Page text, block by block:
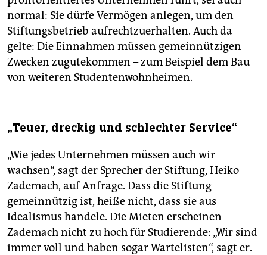
normal: Sie dürfe Vermögen anlegen, um den
Stiftungsbetrieb aufrechtzuerhalten. Auch da
gelte: Die Einnahmen müssen gemeinnützigen
Zwecken zugutekommen – zum Beispiel dem Bau
von weiteren Studentenwohnheimen.
„Teuer, dreckig und schlechter Service“
„Wie jedes Unternehmen müssen auch wir
wachsen“, sagt der Sprecher der Stiftung, Heiko
Zademach, auf Anfrage. Dass die Stiftung
gemeinnützig ist, heiße nicht, dass sie aus
Idealismus handele. Die Mieten erscheinen
Zademach nicht zu hoch für Studierende: „Wir sind
immer voll und haben sogar Wartelisten“, sagt er.